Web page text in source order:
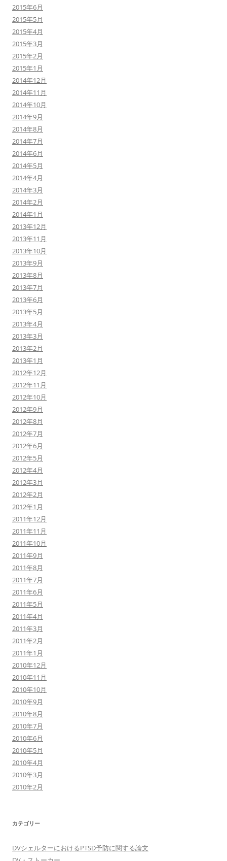
2015年6月
2015年5月
2015年4月
2015年3月
2015年2月
2015年1月
2014年12月
2014年11月
2014年10月
2014年9月
2014年8月
2014年7月
2014年6月
2014年5月
2014年4月
2014年3月
2014年2月
2014年1月
2013年12月
2013年11月
2013年10月
2013年9月
2013年8月
2013年7月
2013年6月
2013年5月
2013年4月
2013年3月
2013年2月
2013年1月
2012年12月
2012年11月
2012年10月
2012年9月
2012年8月
2012年7月
2012年6月
2012年5月
2012年4月
2012年3月
2012年2月
2012年1月
2011年12月
2011年11月
2011年10月
2011年9月
2011年8月
2011年7月
2011年6月
2011年5月
2011年4月
2011年3月
2011年2月
2011年1月
2010年12月
2010年11月
2010年10月
2010年9月
2010年8月
2010年7月
2010年6月
2010年5月
2010年4月
2010年3月
2010年2月
カテゴリー
DVシェルターにおけるPTSD予防に関する論文